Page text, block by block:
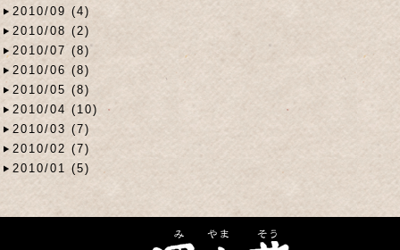
2010/09 (4)
2010/08 (2)
2010/07 (8)
2010/06 (8)
2010/05 (8)
2010/04 (10)
2010/03 (7)
2010/02 (7)
2010/01 (5)